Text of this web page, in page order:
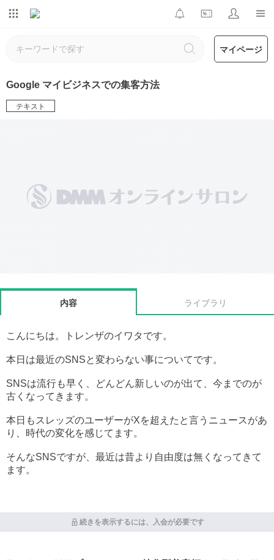
マイページ
Google マイビジネスでの集客方法
テキスト
内容 ライブラリ
こんにちは。トレンザのイワタです。
本日は最近のSNSと変わらない事についてです。
SNSは流行も早く、どんどん新しいのが出て、今までのが
古くなってきます。
本日もスレッズのユーザーがXを超えたと言うニュースがあ
り、時代の変化を感じてます。
そんなSNSですが、最近は昔より自由度は無くなってきて
ます。
続きを表示するには、入会が必要です